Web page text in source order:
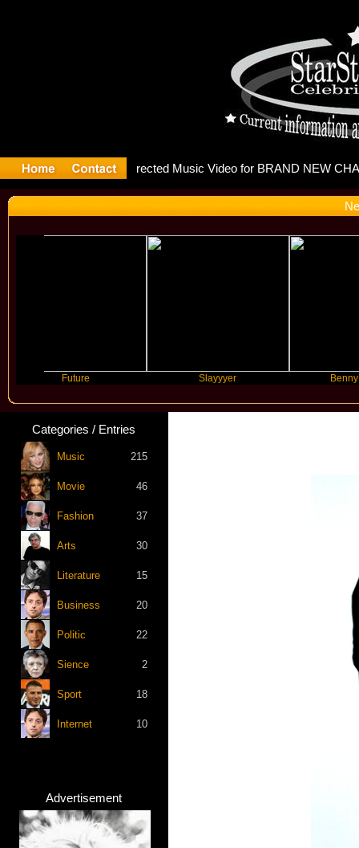
Benny Blanco
Categories / Entries
Music 215
Movie 46
Fashion 37
Arts 30
Literature 15
Business 20
Politic 22
Sience 2
Sport 18
Internet 10
Advertisement